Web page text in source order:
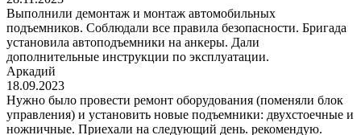
Выполнили демонтаж и монтаж автомобильных
подъемников. Соблюдали все правила безопасности. Бригада
установила автоподъемники на анкеры. Дали
дополнительные инструкции по эксплуатации.
Аркадий
18.09.2023
Нужно было провести ремонт оборудования (поменяли блок
управления) и установить новые подъемники: двухстоечные и
ножничные. Приехали на следующий день. рекомендую.